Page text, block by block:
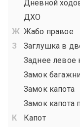
Дневной
ДХО
Жабо правое
Заглушка в
Заднее левое
Замок
Замок капота
Замок капота
Капот